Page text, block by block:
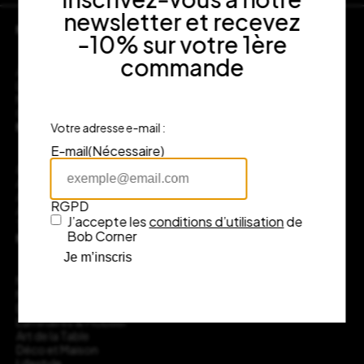
Nous découvrir
À propos de Bob Corner
Nos marques
AA New Design / Airborne
Ablo Blommeart
Addison Ross
Tout voir
Nos produits
Luminaires & Mobilier
Art de la Table
Déco et Maison
newsletter et recevez
-10% sur votre 1ère
commande
Votre adresse e-mail :
E-mail(Nécessaire)
RGPD
J’accepte lesconditions d’utilisationde
Bob Corner
Je m’inscris